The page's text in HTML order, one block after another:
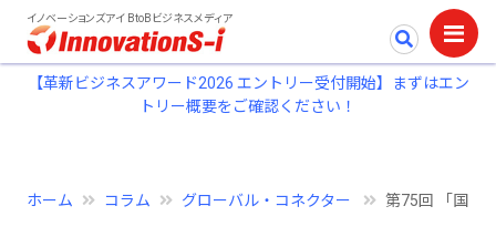
イノベーションズアイ BtoBビジネスメディア
【革新ビジネスアワード2026 エントリー受付開始】まずはエン
トリー概要をご確認ください！
ホーム コラム グローバル・コネクター 第75回 「国内